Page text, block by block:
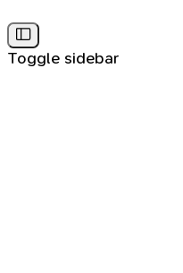
Toggle sidebar